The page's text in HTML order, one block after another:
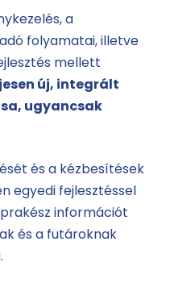
a
folyamatai, illetve
mellett
új, integrált
ugyancsak
és a kézbesítések
egyedi fejlesztéssel
információt
és a futároknak